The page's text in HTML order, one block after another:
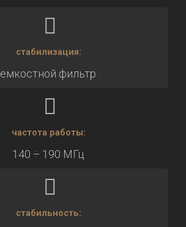
стабилизация:
емкостной фильтр
частота работы:
140 ÷ 190 МГц
стабильность: